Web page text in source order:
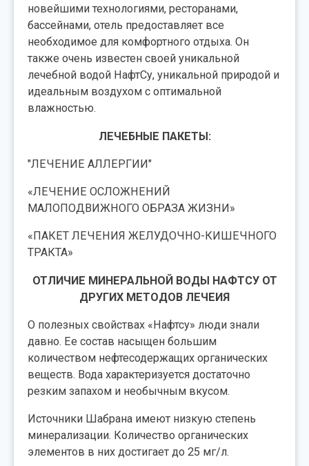
новейшими технологиями, ресторанами,
бассейнами, отель предоставляет все
необходимое для комфортного отдыха. Он
также очень известен своей уникальной
лечебной водой НафтСу, уникальной природой и
идеальным воздухом с оптимальной
влажностью.
ЛЕЧЕБНЫЕ ПАКЕТЫ:
"ЛЕЧЕНИЕ АЛЛЕРГИИ"
«ЛЕЧЕНИЕ ОСЛОЖНЕНИЙ
МАЛОПОДВИЖНОГО ОБРАЗА ЖИЗНИ»
«ПАКЕТ ЛЕЧЕНИЯ ЖЕЛУДОЧНО-КИШЕЧНОГО
ТРАКТА»
ОТЛИЧИЕ МИНЕРАЛЬНОЙ ВОДЫ НАФТСУ ОТ
ДРУГИХ МЕТОДОВ ЛЕЧЕИЯ
О полезных свойствах «Нафтсу» люди знали
давно. Ее состав насыщен большим
количеством нефтесодержащих органических
веществ. Вода характеризуется достаточно
резким запахом и необычным вкусом.
Источники Шабрана имеют низкую степень
минерализации. Количество органических
элементов в них достигает до 25 мг/л.